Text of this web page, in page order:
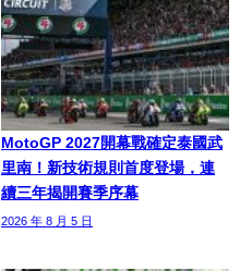
MotoGP 2027開幕戰確定泰國武
里南！新技術規則首度登場，連
續三年揭開賽季序幕
2026 年 8 月 5 日